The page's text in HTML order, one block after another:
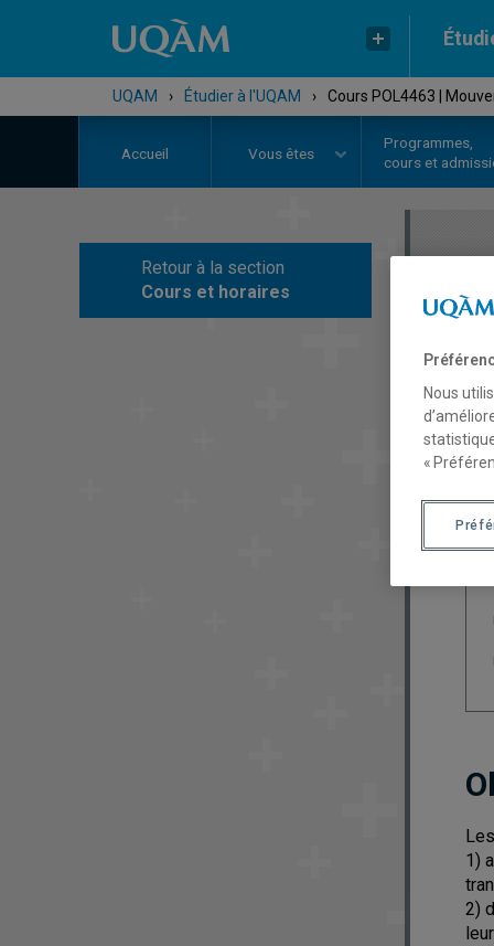
UQAM › Étudier à l'UQAM › Cours POL4463 |
Accueil Vous êtes
Programmes,
cours et
Retour à la section
Cours et horaires
1)
2)
Nous
«